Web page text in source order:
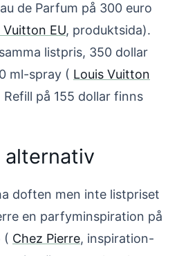
de Parfum på 300 euro
Vuitton EU, produktsida).
listpris, 350 dollar
ml-spray ( Louis Vuitton
på 155 dollar finns
alternativ
doften men inte listpriset
en parfyminspiration på
( Chez Pierre, inspiration-